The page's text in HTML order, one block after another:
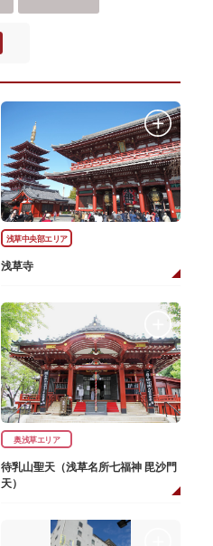
浅草中央部エリア
浅草寺
奥浅草エリア
待乳山聖天（浅草名所七福神 毘沙門
天）